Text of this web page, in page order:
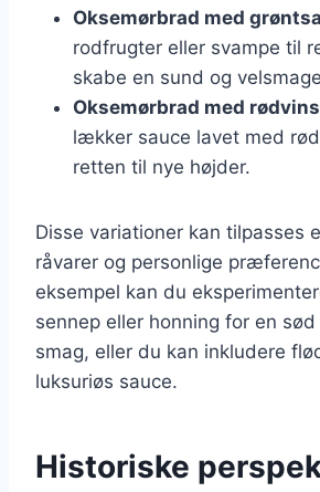
Oksemørbrad med
rodfrugter eller svampe til
skabe en sund og
Oksemørbrad med
lækker sauce lavet med
retten til nye højder.
Disse variationer kan tilpasses
råvarer og personlige
eksempel kan du
sennep eller honning for en
smag, eller du kan inkludere
luksuriøs sauce.
Historiske